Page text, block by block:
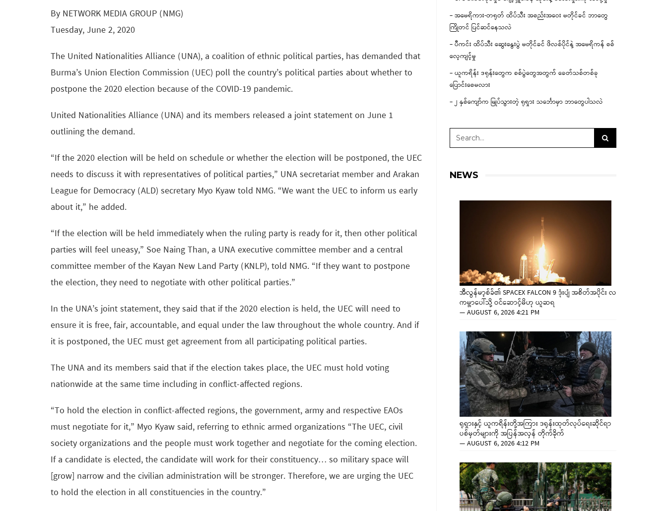
By NETWORK MEDIA GROUP (NMG)
Tuesday, June 2, 2020
The United Nationalities Alliance (UNA), a coalition of ethnic political parties, has demanded that
Burma’s Union Election Commission (UEC) poll the country’s political parties about whether to
postpone the 2020 election because of the COVID-19 pandemic.
United Nationalities Alliance (UNA) and its members released a joint statement on June 1
outlining the demand.
“If the 2020 election will be held on schedule or whether the election will be postponed, the UEC
needs to discuss it with representatives of political parties,” UNA secretariat member and Arakan
League for Democracy (ALD) secretary Myo Kyaw told NMG. “We want the UEC to inform us early
about it,” he added.
“If the election will be held immediately when the ruling party is ready for it, then other political
parties will feel uneasy,” Soe Naing Than, a UNA executive committee member and a central
committee member of the Kayan New Land Party (KNLP), told NMG. “If they want to postpone
the election, they need to negotiate with other political parties.”
In the UNA’s joint statement, they said that if the 2020 election is held, the UEC will need to
ensure it is free, fair, accountable, and equal under the law throughout the whole country. And if
it is postponed, the UEC must get agreement from all participating political parties.
The UNA and its members said that if the election takes place, the UEC must hold voting
nationwide at the same time including in conflict-affected regions.
“To hold the election in conflict-affected regions, the government, army and respective EAOs
must negotiate for it,” Myo Kyaw said, referring to ethnic armed organizations “The UEC, civil
society organizations and the people must work together and negotiate for the coming election.
If a candidate is elected, the candidate will work for their constituency… so military space will
[grow] narrow and the civilian administration will be stronger. Therefore, we are urging the UEC
to hold the election in all constituencies in the country.”
– အမေရိကား-တရုတ် ထိပ်သီး အစည်းအဝေး မတိုင်ခင် ဘာတွေ
ကြိုတင် ပြင်ဆင်နေသလဲ
– ပီကင်း ထိပ်သီး ဆွေးနွေးပွဲ မတိုင်ခင် ဖိလစ်ပိုင်နဲ့ အမေရိကန် စစ်
လေ့ကျင့်မှု
– ယူကရိန်း ဒရုန်းတွေက စစ်ပွဲတွေအတွက် ခေတ်သစ်တစ်ခု
ပြောင်းစေမလား
– ၂ နှစ်ကျော်က မြုပ်သွားတဲ့ ရုရှား သင်္ဘောမှာ ဘာတွေပါသလဲ
NEWS
အီလွန်မာ့စ်ခ်၏ SPACEX FALCON 9 ဒုံးပျံ အစိတ်အပိုင်း လ
ကမ္ဘာပေါ်သို့ ဝင်ဆောင့်မိဟု ယူဆရ
—AUGUST 6, 2026 4:21 PM
ရုရှားနှင့် ယူကရိန်းတို့အကြား ဒရုန်းထုတ်လုပ်ရေးဆိုင်ရာ
ပစ်မှတ်များကို အပြန်အလှန် တိုက်ခိုက်
—AUGUST 6, 2026 4:12 PM